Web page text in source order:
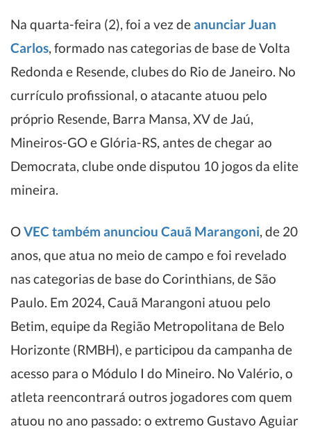
Na quarta-feira (2), foi a vez deanunciar Juan
Carlos , formado nas categorias de base de Volta
Redonda e Resende, clubes do Rio de Janeiro. No
currículo profissional, o atacante atuou pelo
próprio Resende, Barra Mansa, XV de Jaú,
Mineiros-GO e Glória-RS, antes de chegar ao
Democrata, clube onde disputou 10 jogos da elite
mineira.
OVEC também anunciou Cauã Marangoni , de 20
anos, que atua no meio de campo e foi revelado
nas categorias de base do Corinthians, de São
Paulo. Em 2024, Cauã Marangoni atuou pelo
Betim, equipe da Região Metropolitana de Belo
Horizonte (RMBH), e participou da campanha de
acesso para o Módulo I do Mineiro. No Valério, o
atleta reencontrará outros jogadores com quem
atuou no ano passado: o extremo Gustavo Aguiar